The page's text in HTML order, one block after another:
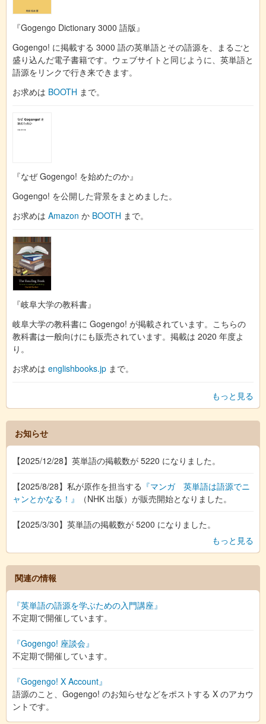
『Gogengo Dictionary 3000 語版』
Gogengo! に掲載する 3000 語の英単語とその語源を、まるごと
盛り込んだ電子書籍です。ウェブサイトと同じように、英単語と
語源をリンクで行き来できます。
お求めは BOOTH まで。
『なぜ Gogengo! を始めたのか』
Gogengo! を公開した背景をまとめました。
お求めは Amazon か BOOTH まで。
『岐阜大学の教科書』
岐阜大学の教科書に Gogengo! が掲載されています。こちらの
教科書は一般向けにも販売されています。掲載は 2020 年度よ
り。
お求めは englishbooks.jp まで。
もっと見る
お知らせ
【2025/12/28】英単語の掲載数が 5220 になりました。
【2025/8/28】私が原作を担当する 『マンガ 英単語は語源でニ
ャンとかなる！』
（NHK 出版）が販売開始となりました。
【2025/3/30】英単語の掲載数が 5200 になりました。
もっと見る
関連の情報
『英単語の語源を学ぶための入門講座』
不定期で開催しています。
『Gogengo! 座談会』
不定期で開催しています。
『Gogengo! X Account』
語源のこと、Gogengo! のお知らせなどをポストする X のアカウ
ントです。